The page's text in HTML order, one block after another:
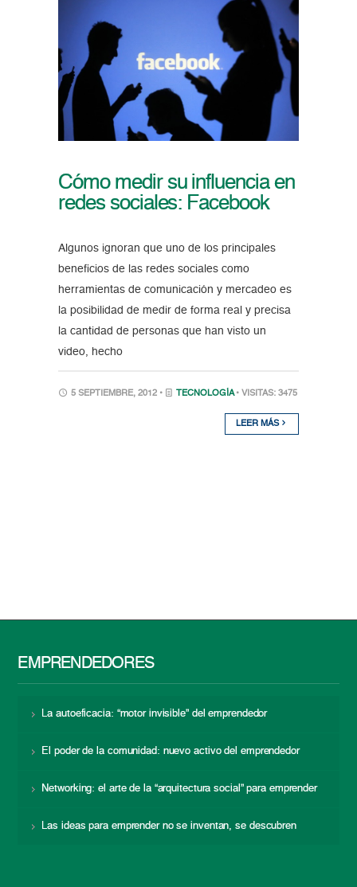
Cómo medir su influencia en
redes sociales: Facebook
Algunos ignoran que uno de los principales
beneficios de las redes sociales como
herramientas de comunicación y mercadeo es
la posibilidad de medir de forma real y precisa
la cantidad de personas que han visto un
video, hecho
5 SEPTIEMBRE, 2012 • TECNOLOGÍA • VISITAS: 3475
LEER MÁS
EMPRENDEDORES
La autoeficacia: “motor invisible” del emprendedor
El poder de la comunidad: nuevo activo del emprendedor
Networking: el arte de la “arquitectura social” para emprender
Las ideas para emprender no se inventan, se descubren